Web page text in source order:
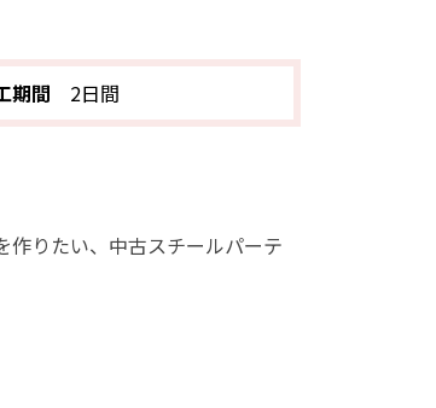
期間 2日間
作りたい、中古スチールパーテ